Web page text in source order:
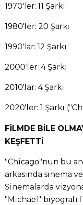
1970'ler: 11 Şarkı
1980'ler: 20 Şarkı
1990'lar: 12 Şarkı
2000'ler: 4 Şarkı
2010'lar: 4 Şarkı
2020'ler: 1 Şarkı
FİLMDE BİLE
KEŞFETTİ
"Chicago"nun bu
arkasında sinema
Sinemalarda
"Michael" biyografi